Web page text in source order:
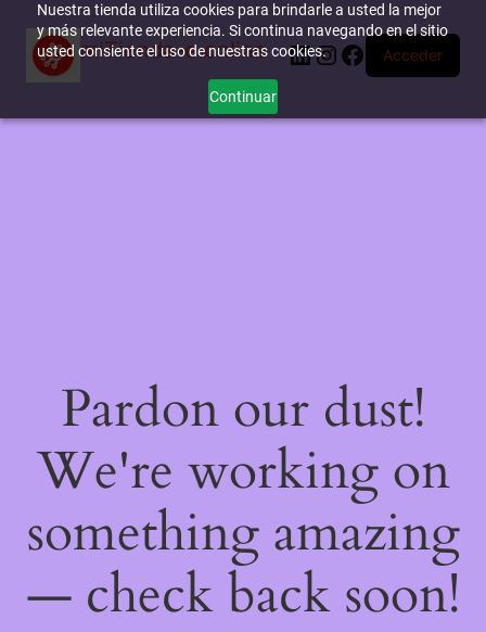
Nuestra tienda utiliza cookies para brindarle a usted la mejor
y más relevante experiencia. Si continua navegando en el sitio
usted consiente el uso de nuestras cookies.
Continuar
miTienda-e.online LinkedIn
Instagram
Facebook
Acceder
Pardon our dust!
We're working on
something amazing
— check back soon!